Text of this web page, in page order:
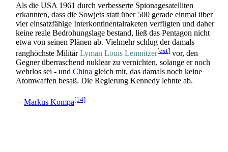
Als die USA 1961 durch verbesserte Spionage­satelliten
erkannten, dass die Sowjets statt über 500 gerade einmal über
vier einsatz­fähige Inter­kontinental­raketen verfügten und daher
keine reale Bedrohungslage bestand, ließ das Pentagon nicht
etwa von seinen Plänen ab. Vielmehr schlug der damals
ranghöchste MilitärLyman Louis Lemnitzer[ext] vor, den
Gegner überraschend nuklear zu vernichten, solange er noch
wehrlos sei - und China gleich mit, das damals noch keine
Atomwaffen besaß. Die Regierung Kennedy lehnte ab.
– Markus Kompa[14]